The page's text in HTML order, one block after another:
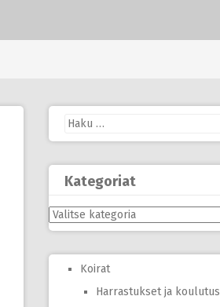
Haku:
Kategoriat
Kategoriat
Koirat
Harrastukset ja koulutus